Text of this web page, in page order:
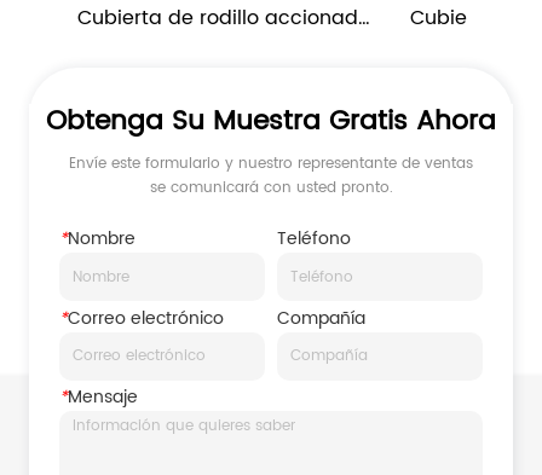
Cubierta de rodillo accionada Cubierta de
Obtenga Su Muestra Gratis Ahora
Envíe este formulario y nuestro representante de ventas
se comunicará con usted pronto.
*Nombre Teléfono
*Correo electrónico Compañía
*Mensaje